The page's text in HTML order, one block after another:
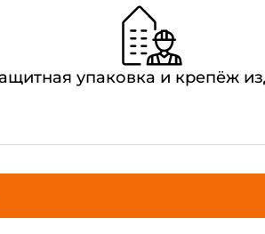
упаковка и крепёж